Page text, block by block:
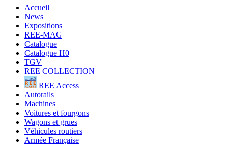
Accueil
News
Expositions
REE-MAG
Catalogue
Catalogue H0
TGV
REE COLLECTION
REE Access
Autorails
Machines
Voitures et fourgons
Wagons et grues
Véhicules routiers
Armée Française